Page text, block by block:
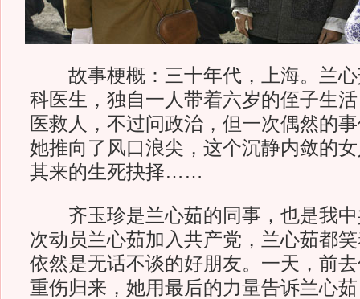
故事梗概：三十年代，上海。兰心
科医生，独自一人带着六岁的侄子生
医救人，不过问政治，但一次偶然的
她推向了风口浪尖，这个沉静内敛的
其来的生死抉择……
齐玉珍是兰心茹的同事，也是我中
次动员兰心茹加入共产党，兰心茹都
依然是无话不谈的好朋友。一天，前
重伤归来，她用最后的力量告诉兰心